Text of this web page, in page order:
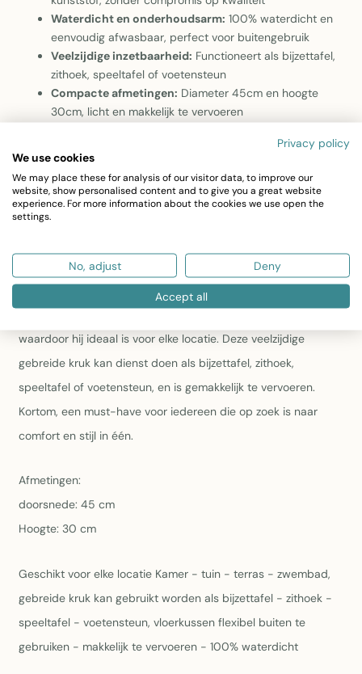
Waterdicht en onderhoudsarm: 100% waterdicht en
eenvoudig afwasbaar, perfect voor buitengebruik
Veelzijdige inzetbaarheid: Functioneert als bijzettafel,
zithoek, speeltafel of voetensteun
Compacte afmetingen: Diameter 45cm en hoogte
30cm, licht en makkelijk te vervoeren
Deze super chique waterdichte gebreide poef met een
aanvulling voor je binnen- en buitenruimtes. Of het nu op je
terras, bij het zwembad, in de tuin of in je woonkamer is, deze
poef is niet alleen stijlvol, maar ook duurzaam, vervaardigd uit
100% gerecycled kunststof en gevuld met Styrofoam kralen.
waardoor hij ideaal is voor elke locatie. Deze veelzijdige
gebreide kruk kan dienst doen als bijzettafel, zithoek,
speeltafel of voetensteun, en is gemakkelijk te vervoeren.
Kortom, een must-have voor iedereen die op zoek is naar
comfort en stijl in één.
Afmetingen:
doorsnede: 45 cm
Hoogte: 30 cm
Geschikt voor elke locatie Kamer - tuin - terras - zwembad,
gebreide kruk kan gebruikt worden als bijzettafel - zithoek -
speeltafel - voetensteun, vloerkussen flexibel buiten te
gebruiken - makkelijk te vervoeren - 100% waterdicht
Privacy policy
We use cookies
We may place these for analysis of our visitor data, to improve our
website, show personalised content and to give you a great website
experience. For more information about the cookies we use open the
settings.
No, adjust Deny
Accept all